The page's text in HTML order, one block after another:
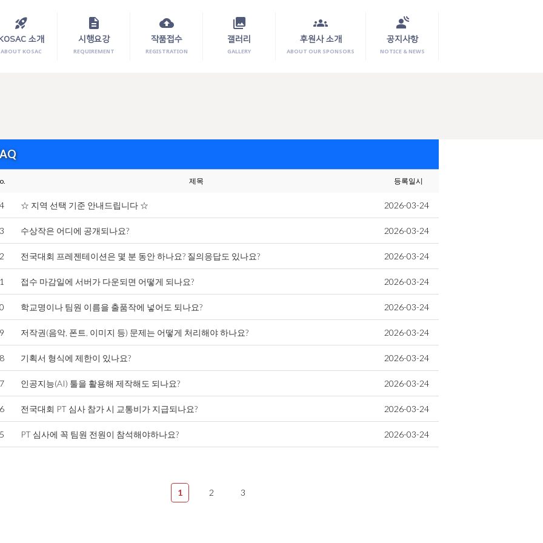
rocket_launch
소개
ABOUT KOSAC
description
시행요강
REQUIREMENT
cloud_upload
작품접수
REGISTRATION
photo_library
갤러리
GALLERY
groups
후원사 소개
ABOUT OUR SPONSORS
spatial_audio
공지사항
NOTICE & NEWS
제목 등록일시
☆ 지역 선택 기준 안내드립니다 ☆ 2026-03-24
수상작은 어디에 공개되나요? 2026-03-24
전국대회 프레젠테이션은 몇 분 동안 하나요? 질의응답도 있나요? 2026-03-24
접수 마감일에 서버가 다운되면 어떻게 되나요? 2026-03-24
학교명이나 팀원 이름을 출품작에 넣어도 되나요? 2026-03-24
저작권(음악, 폰트, 이미지 등) 문제는 어떻게 처리해야 하나요? 2026-03-24
기획서 형식에 제한이 있나요? 2026-03-24
인공지능(AI) 툴을 활용해 제작해도 되나요? 2026-03-24
전국대회 PT 심사 참가 시 교통비가 지급되나요? 2026-03-24
PT 심사에 꼭 팀원 전원이 참석해야하나요? 2026-03-24
1 2 3